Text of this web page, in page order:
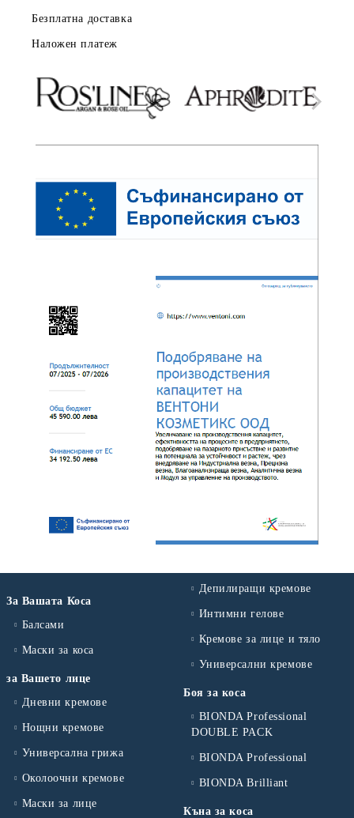
Безплатна доставка
Наложен платеж
За Вашата Коса
Балсами
Маски за коса
за Вашето лице
Дневни кремове
Нощни кремове
Универсална грижа
Околоочни кремове
Маски за лице
Депилиращи кремове
Интимни гелове
Кремове за лице и тяло
Универсални кремове
Боя за коса
BIONDA Professional
DOUBLE PACK
BIONDA Professional
BIONDA Brilliant
Къна за коса